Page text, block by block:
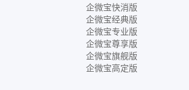
企微宝快消版
企微宝经典版
企微宝专业版
企微宝尊享版
企微宝旗舰版
企微宝高定版